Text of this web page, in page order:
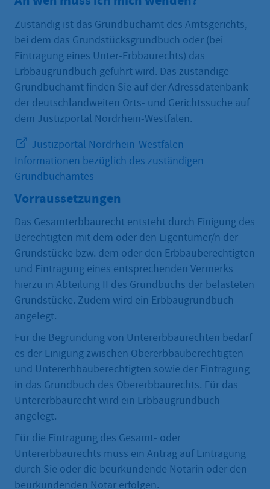
Zuständig ist das Grundbuchamt des Amtsgerichts,
bei dem das Grundstücksgrundbuch oder (bei
Eintragung eines Unter-Erbbaurechts) das
Erbbaugrundbuch geführt wird. Das zuständige
Grundbuchamt finden Sie auf der Adressdatenbank
der deutschlandweiten Orts- und Gerichtssuche auf
dem Justizportal Nordrhein-Westfalen.
Justizportal Nordrhein-Westfalen -
Informationen bezüglich des zuständigen
Grundbuchamtes
Vorraussetzungen
Das Gesamterbbaurecht entsteht durch Einigung des
Berechtigten mit dem oder den Eigentümer/n der
Grundstücke bzw. dem oder den Erbbauberechtigten
und Eintragung eines entsprechenden Vermerks
hierzu in Abteilung II des Grundbuchs der belasteten
Grundstücke. Zudem wird ein Erbbaugrundbuch
angelegt.
Für die Begründung von Untererbbaurechten bedarf
es der Einigung zwischen Obererbbauberechtigten
und Untererbbauberechtigten sowie der Eintragung
in das Grundbuch des Obererbbaurechts. Für das
Untererbbaurecht wird ein Erbbaugrundbuch
angelegt.
Für die Eintragung des Gesamt- oder
Untererbbaurechts muss ein Antrag auf Eintragung
durch Sie oder die beurkundende Notarin oder den
beurkundenden Notar erfolgen.